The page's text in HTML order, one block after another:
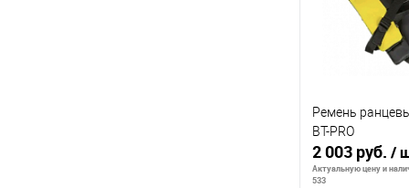
Ремень
BT-PRO
2 003 руб. /
Актуальную цену и
533